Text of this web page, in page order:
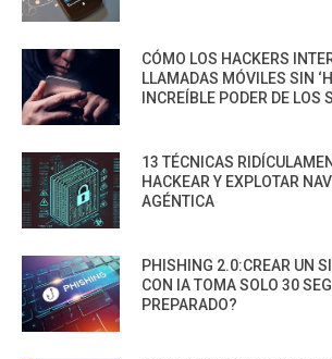
CÓMO LOS HACKERS
LLAMADAS MÓVILES SIN
INCREÍBLE PODER DE LOS
13 TÉCNICAS
HACKEAR Y EXPLOTAR
AGÉNTICA
PHISHING 2.0:CREAR UN
CON IA TOMA SOLO 30
PREPARADO?